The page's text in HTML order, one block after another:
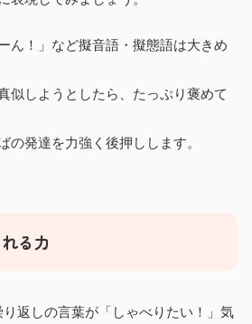
ん！」など擬音語・擬態語は大きめ
似しようとしたら、たっぷり褒めて
の発達を力強く後押しします。
る力
り返しの言葉が「しゃべりたい！」気